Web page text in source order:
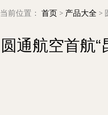
当前位置： 首页 > 产品大全 >
圆通航空首航